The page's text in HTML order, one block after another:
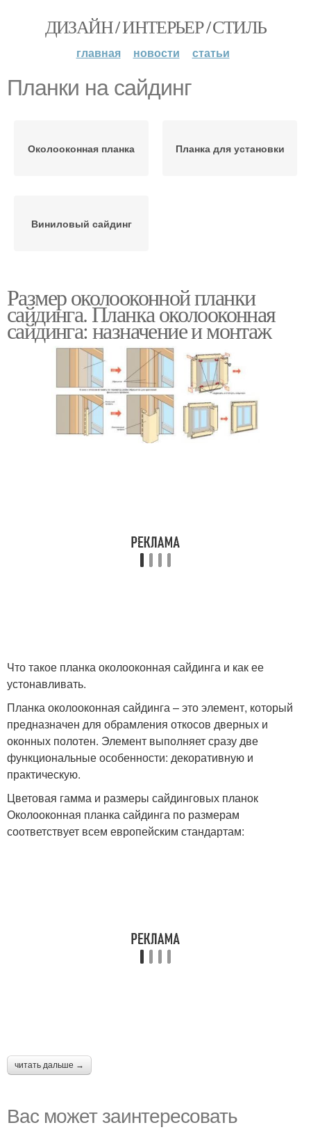
ДИЗАЙН / ИНТЕРЬЕР / СТИЛЬ
главная новости статьи
Планки на сайдинг
Околооконная планка Планка для установки
Виниловый сайдинг
Размер околооконной планки
сайдинга. Планка околооконная
сайдинга: назначение и монтаж
Что такое планка околооконная сайдинга и как ее
устонавливать.
Планка околооконная сайдинга – это элемент, который
предназначен для обрамления откосов дверных и
оконных полотен. Элемент выполняет сразу две
функциональные особенности: декоративную и
практическую.
Цветовая гамма и размеры сайдинговых планок
Околооконная планка сайдинга по размерам
соответствует всем европейским стандартам:
читать дальше →
Вас может заинтересовать